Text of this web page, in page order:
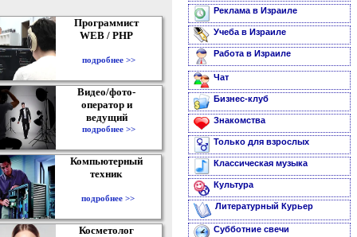
Программист
WEB / PHP
подробнее >>
Видео/фото-
оператор и
ведущий
подробнее >>
Компьютерный
техник
подробнее >>
Косметолог
Реклама в Израиле
Учеба в Израиле
Работа в Израиле
Чат
Бизнес-клуб
Знакомства
Только для взрослых
Классическая музыка
Культура
Литературный Курьер
Субботние свечи